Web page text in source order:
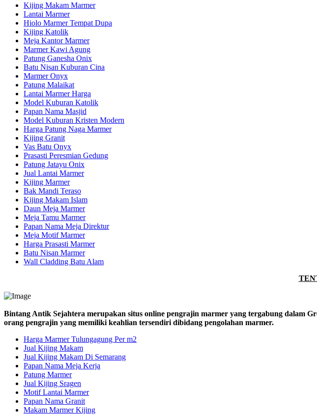
Kijing Makam Marmer
Lantai Marmer
Hiolo Marmer Tempat Dupa
Kijing Katolik
Meja Kantor Marmer
Marmer Kawi Agung
Patung Ganesha Onix
Batu Nisan Kuburan Cina
Marmer Onyx
Patung Malaikat
Lantai Marmer Harga
Model Kuburan Katolik
Papan Nama Masjid
Model Kuburan Kristen Modern
Harga Patung Naga Marmer
Kijing Granit
Vas Batu Onyx
Prasasti Peresmian Gedung
Patung Jatayu Onix
Jual Lantai Marmer
Kijing Marmer
Bak Mandi Teraso
Kijing Makam Islam
Daun Meja Marmer
Meja Tamu Marmer
Papan Nama Meja Direktur
Meja Motif Marmer
Harga Prasasti Marmer
Batu Nisan Marmer
Wall Cladding Batu Alam
Bintang Antik Sejahtera merupakan situs online pengrajin marmer yang tergabung dalam
orang pengrajin yang memiliki keahlian tersendiri dibidang pengolahan marmer.
Harga Marmer Tulungagung Per m2
Jual Kijing Makam
Jual Kijing Makam Di Semarang
Papan Nama Meja Kerja
Patung Marmer
Jual Kijing Sragen
Motif Lantai Marmer
Papan Nama Granit
Makam Marmer Kijing